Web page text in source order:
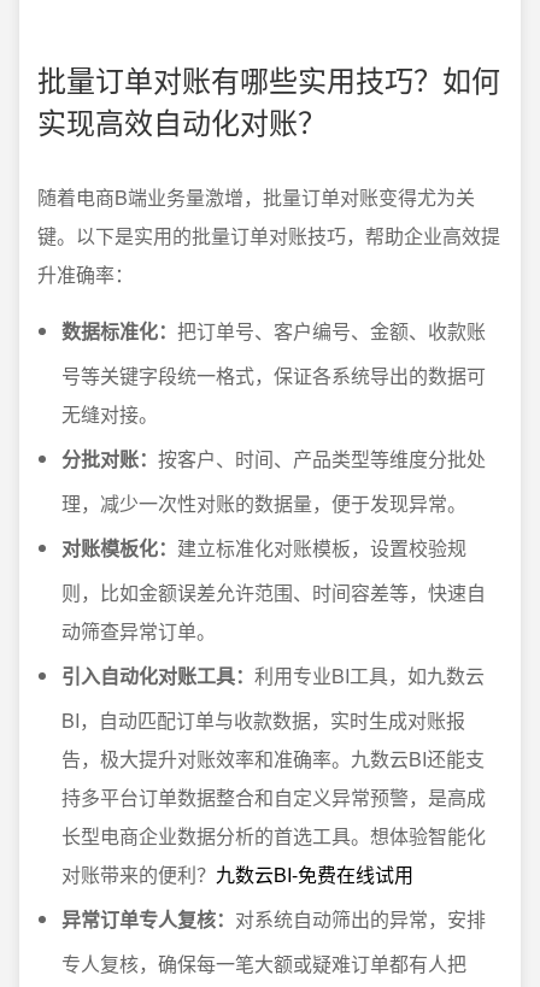
批量订单对账有哪些实用技巧？如何
实现高效自动化对账？
随着电商B端业务量激增，批量订单对账变得尤为关
键。以下是实用的批量订单对账技巧，帮助企业高效提
升准确率：
数据标准化： 把订单号、客户编号、金额、收款账
号等关键字段统一格式，保证各系统导出的数据可
无缝对接。
分批对账： 按客户、时间、产品类型等维度分批处
理，减少一次性对账的数据量，便于发现异常。
对账模板化： 建立标准化对账模板，设置校验规
则，比如金额误差允许范围、时间容差等，快速自
动筛查异常订单。
引入自动化对账工具： 利用专业BI工具，如九数云
BI，自动匹配订单与收款数据，实时生成对账报
告，极大提升对账效率和准确率。九数云BI还能支
持多平台订单数据整合和自定义异常预警，是高成
长型电商企业数据分析的首选工具。想体验智能化
对账带来的便利？ 九数云BI-免费在线试用
异常订单专人复核： 对系统自动筛出的异常，安排
专人复核，确保每一笔大额或疑难订单都有人把